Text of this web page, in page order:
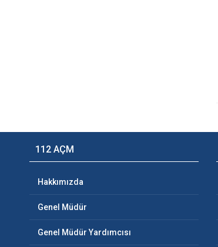
112 AÇM
Hakkımızda
Genel Müdür
Genel Müdür Yardımcısı